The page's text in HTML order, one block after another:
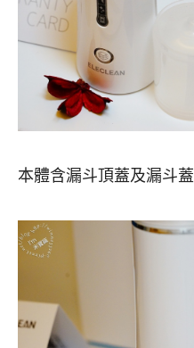
本體含漏斗頂蓋及漏斗蓋